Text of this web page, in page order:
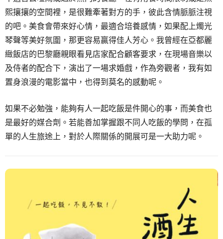
熙攘攘的空間裡，是很難牽著對方的手，彼此含情脈脈注視
的吧。美食會帶來好心情，最適合培養感情，如果配上燭光
琴聲等美好氛圍，那更容易贏得佳人芳心。我曾經在亞都麗
緻飯店的巴黎廳親眼看見店家配合顧客要求，在現場音樂以
及侍者的配合下，演出了一場求婚戲，作為旁觀者，我有如
置身浪漫的電影當中，也得到莫名的感動呢。
如果不必勉強，能夠有人一起吃飯是件開心的事，而美食也
是最好的媒合劑。若能善加掌握跟不同人吃飯的學問，在孤
單的人生旅途上，對於人際關係的開展可是一大助力呢。